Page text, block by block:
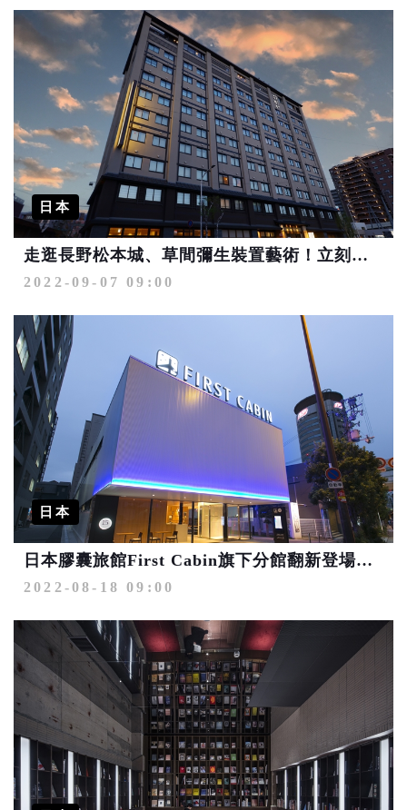
日本
走逛長野松本城、草間彌生裝置藝術！立刻入住2022新開幕溫泉飯店
2022-09-07 09:00
日本
日本膠囊旅館First Cabin旗下分館翻新登場！提供美與健康住宿新感受
2022-08-18 09:00